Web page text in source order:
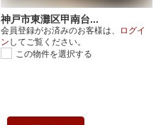
神戸市東灘区甲南台...
会員登録がお済みのお客様は、
ログイ
ン してご覧ください。
この物件を選択する